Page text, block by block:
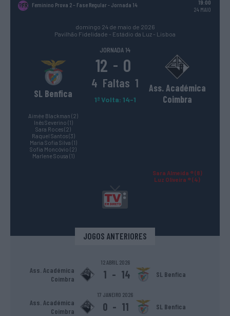
Feminino Prova 2 – Fase Regular- Jornada 14
19:00
24 MAIO
domingo 24 de maio de 2026
Pavilhão Fidelidade - Estádio da Luz - Lisboa
JORNADA 14
SL Benfica
12 - 0
4 Faltas 1
1ª Volta: 14-1
Ass. Académica
Coimbra
Aimée Blackman (2)
Inês Severino (1)
Sara Roces (2)
Raquel Santos (3)
Maria Sofia Silva (1)
Sofia Moncóvio (2)
Marlene Sousa (1)
Sara Almeida ® (8)
Luz Oliveira ® (4)
JOGOS ANTERIORES
12 ABRIL 2026
Ass. Académica
Coimbra
1 - 14 SL Benfica
17 JANEIRO 2026
Ass. Académica
Coimbra
0 - 11 SL Benfica